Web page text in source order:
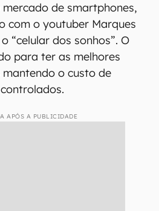
de smartphones,
com o youtuber Marques
“celular dos sonhos”. O
para ter as melhores
o custo de
APÓS A PUBLICIDADE